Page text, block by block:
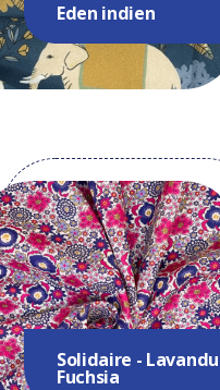
Eden indien
Solidaire -
Fuchsia